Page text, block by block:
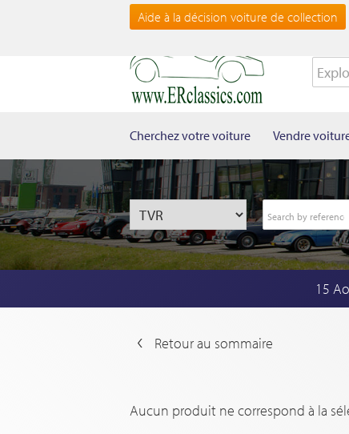
Aide à la décision voiture de collection
Cherchez votre voiture Vendre
15
Retour au sommaire
Aucun produit ne correspond à la